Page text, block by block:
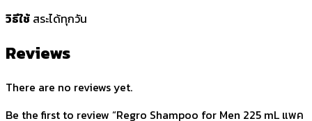
วิธีใช้ สระได้ทุกวัน
Reviews
There are no reviews yet.
Be the first to review “Regro Shampoo for Men 225 mL แพค